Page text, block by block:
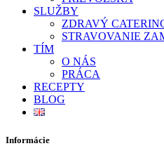
SLUŽBY
ZDRAVÝ
STRAVOVANIE
TÍM
O NÁS
PRÁCA
RECEPTY
BLOG
Informácie